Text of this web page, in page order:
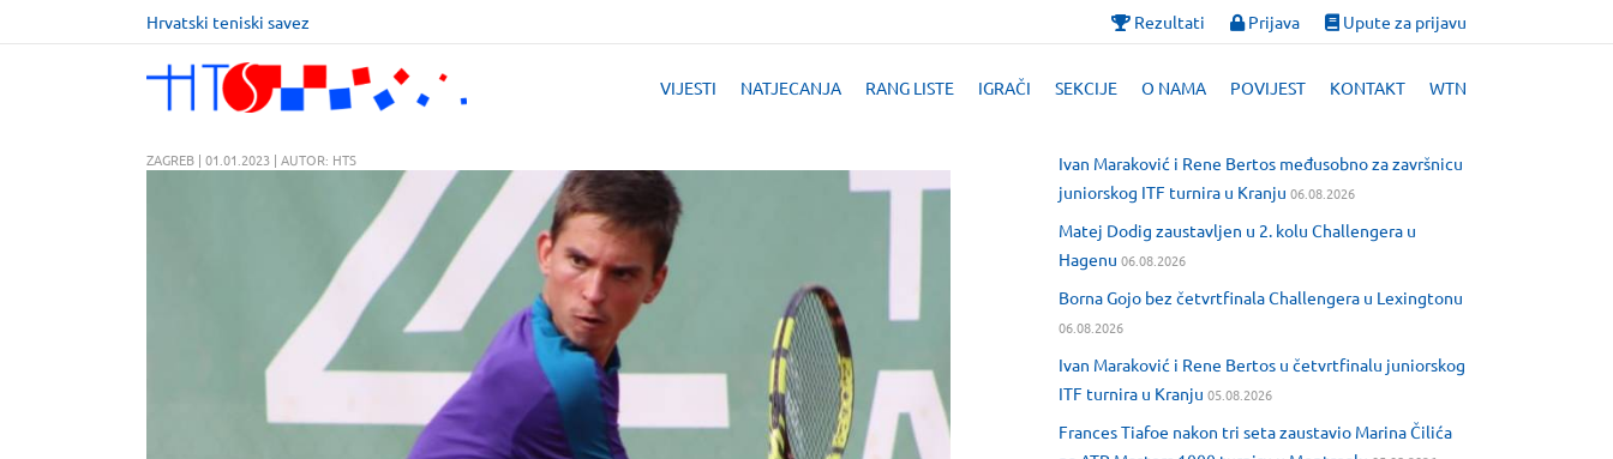
Hrvatski teniski savez Rezultati Prijava Upute za prijavu
VIJESTI NATJECANJA RANG LISTE IGRAČI SEKCIJE O NAMA POVIJEST KONTAKT WTN
ZAGREB | 01.01.2023 | AUTOR: HTS
Ivan Maraković i Rene Bertos međusobno za završnicu
juniorskog ITF turnira u Kranju 06.08.2026
Matej Dodig zaustavljen u 2. kolu Challengera u
Hagenu 06.08.2026
Borna Gojo bez četvrtfinala Challengera u Lexingtonu
06.08.2026
Ivan Maraković i Rene Bertos u četvrtfinalu juniorskog
ITF turnira u Kranju 05.08.2026
Frances Tiafoe nakon tri seta zaustavio Marina Čilića